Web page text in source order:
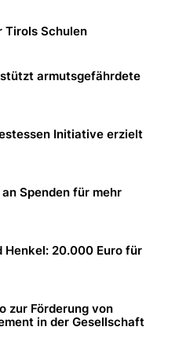
Tirols Schulen
armutsgefährdete
Initiative erzielt
Spenden für mehr
Henkel: 20.000 Euro für
zur Förderung von
in der Gesellschaft